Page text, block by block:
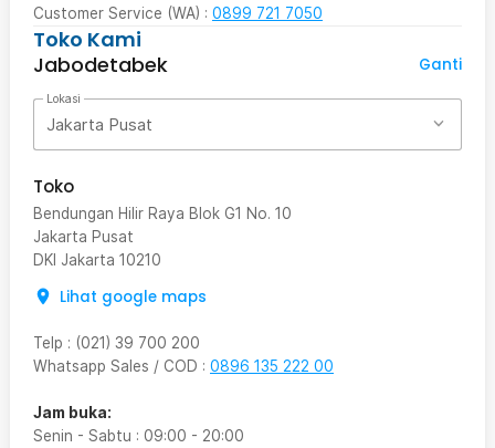
Customer Service (WA) : 0899 721 7050
Toko Kami
Jabodetabek
Ganti
Lokasi
Jakarta Pusat
Toko
Bendungan Hilir Raya Blok G1 No. 10
Jakarta Pusat
DKI Jakarta 10210
Lihat google maps
Telp : (021) 39 700 200
Whatsapp Sales / COD : 0896 135 222 00
Jam buka:
Senin - Sabtu : 09:00 - 20:00